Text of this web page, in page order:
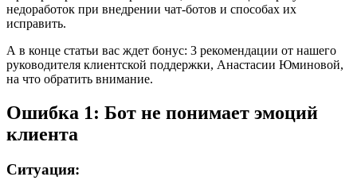
недоработок при внедрении чат-ботов и способах их
исправить.
А в конце статьи вас ждет бонус: 3 рекомендации от нашего
руководителя клиентской поддержки, Анастасии Юминовой,
на что обратить внимание.
Ошибка 1: Бот не понимает эмоций
клиента
Ситуация: